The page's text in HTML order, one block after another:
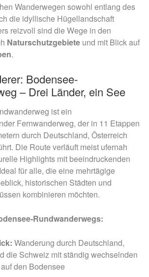
Wanderwegen sowohl entlang des
die idyllische Hügellandschaft
reizvoll sind die Wege in den
Naturschutzgebiete und mit Blick auf
.
Bodensee-
– Drei Länder, ein See
ist ein
Fernwanderweg, der in 11 Etappen
durch Deutschland, Österreich
Die Route verläuft meist ufernah
Highlights mit beeindruckenden
für alle, die eine mehrtägige
historischen Städten und
kombinieren möchten.
Rundwanderwegs:
Wanderung durch Deutschland,
die Schweiz mit ständig wechselnden
den Bodensee